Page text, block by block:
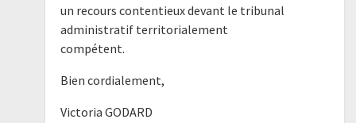
un recours contentieux devant le tribunal
administratif territorialement
compétent.
Bien cordialement,
Victoria GODARD